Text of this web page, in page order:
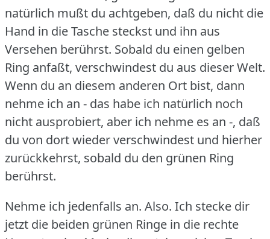
natürlich mußt du achtgeben, daß du nicht die
Hand in die Tasche steckst und ihn aus
Versehen berührst. Sobald du einen gelben
Ring anfaßt, verschwindest du aus dieser Welt.
Wenn du an diesem anderen Ort bist, dann
nehme ich an - das habe ich natürlich noch
nicht ausprobiert, aber ich nehme es an -, daß
du von dort wieder verschwindest und hierher
zurückkehrst, sobald du den grünen Ring
berührst.
Nehme ich jedenfalls an. Also. Ich stecke dir
jetzt die beiden grünen Ringe in die rechte